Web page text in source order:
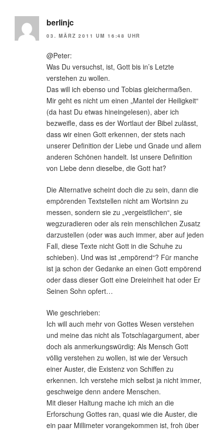
berlinjc
03. MÄRZ 2011 UM 16:48 UHR
@Peter:
Was Du versuchst, ist, Gott bis in’s Letzte
verstehen zu wollen.
Das will ich ebenso und Tobias gleichermaßen.
Mir geht es nicht um einen „Mantel der Heiligkeit“
(da hast Du etwas hineingelesen), aber ich
bezweifle, dass es der Wortlaut der Bibel zulässt,
dass wir einen Gott erkennen, der stets nach
unserer Definition der Liebe und Gnade und allem
anderen Schönen handelt. Ist unsere Definition
von Liebe denn dieselbe, die Gott hat?
Die Alternative scheint doch die zu sein, dann die
empörenden Textstellen nicht am Wortsinn zu
messen, sondern sie zu „vergeistlichen“, sie
wegzuradieren oder als rein menschlichen Zusatz
darzustellen (oder was auch immer, aber auf jeden
Fall, diese Texte nicht Gott in die Schuhe zu
schieben). Und was ist „empörend“? Für manche
ist ja schon der Gedanke an einen Gott empörend
oder dass dieser Gott eine Dreieinheit hat oder Er
Seinen Sohn opfert…
Wie geschrieben:
Ich will auch mehr von Gottes Wesen verstehen
und meine das nicht als Totschlagargument, aber
doch als anmerkungswürdig: Als Mensch Gott
völlig verstehen zu wollen, ist wie der Versuch
einer Auster, die Existenz von Schiffen zu
erkennen. Ich verstehe mich selbst ja nicht immer,
geschweige denn andere Menschen.
Mit dieser Haltung mache ich mich an die
Erforschung Gottes ran, quasi wie die Auster, die
ein paar Millimeter vorangekommen ist, froh über